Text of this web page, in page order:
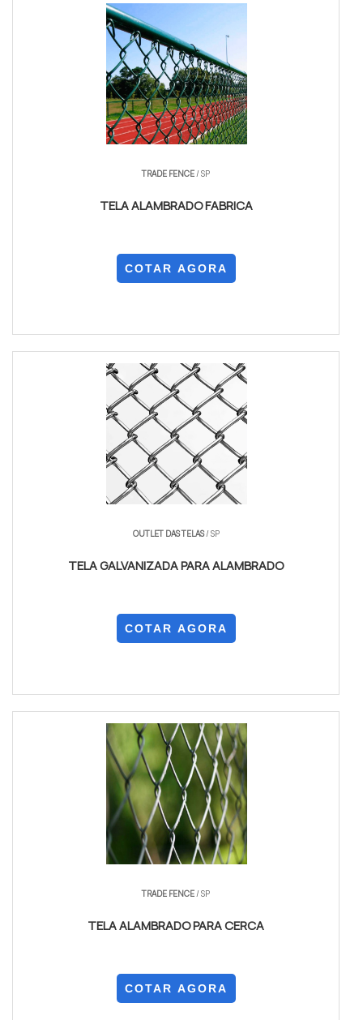
TRADE FENCE/ SP
TELA ALAMBRADO FABRICA
COTAR AGORA
OUTLET DAS TELAS/ SP
TELA GALVANIZADA PARA ALAMBRADO
COTAR AGORA
TRADE FENCE/ SP
TELA ALAMBRADO PARA CERCA
COTAR AGORA